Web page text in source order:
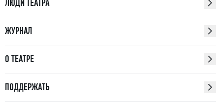
ЛЮДИ ТЕАТРА
ЖУРНАЛ
О ТЕАТРЕ
ПОДДЕРЖАТЬ